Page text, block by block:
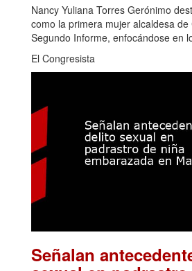
Nancy Yuliana Torres Gerónimo
como la primera mujer alcaldesa de
Segundo Informe, enfocándose en
El Congresista
Señalan